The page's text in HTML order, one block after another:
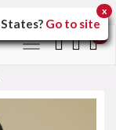
Toggle
? Go to site
x